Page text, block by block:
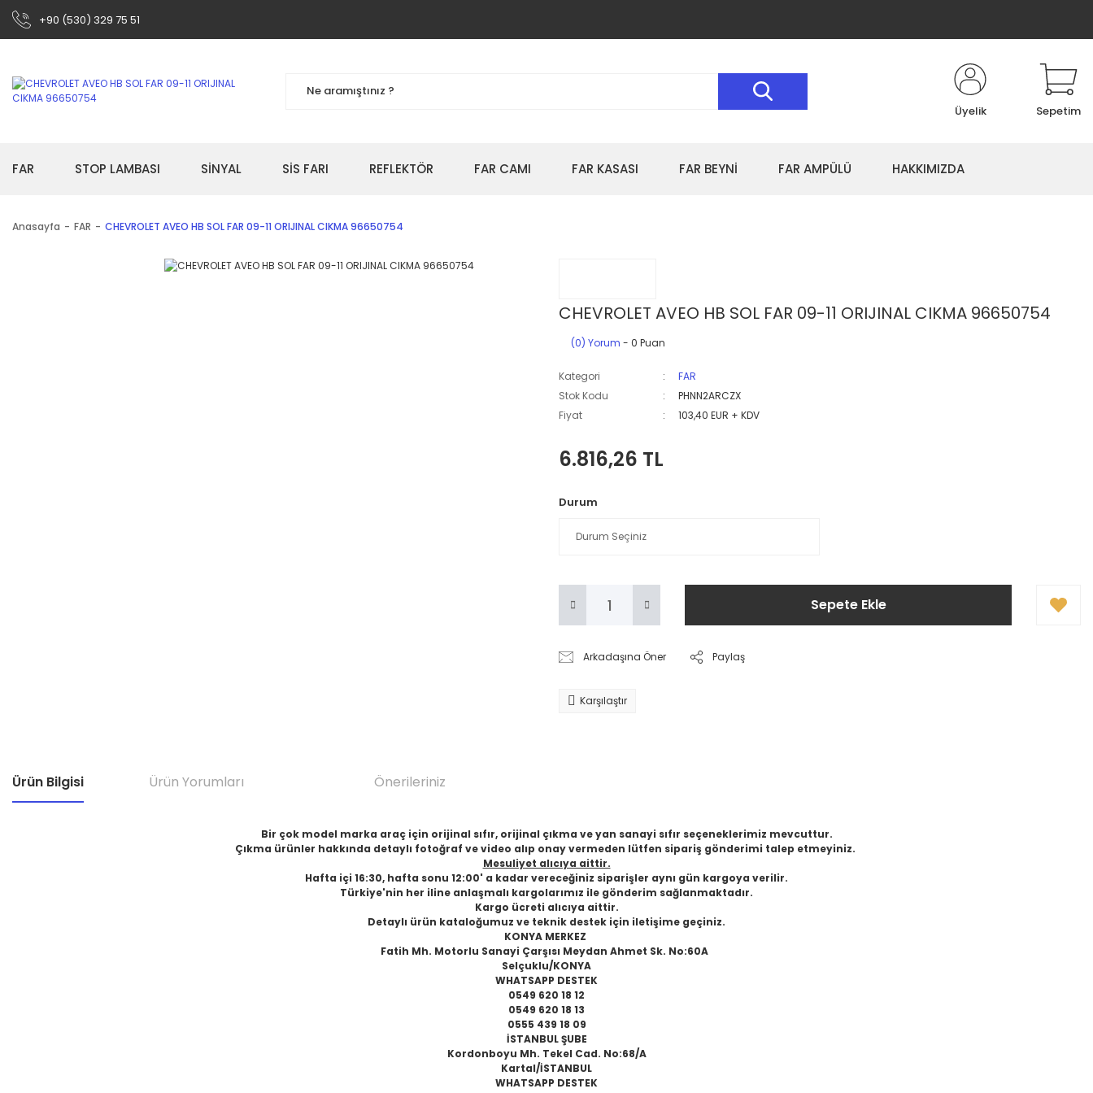
+90 (530) 329 75 51
Üyelik Sepetim
FAR STOP LAMBASI SİNYAL SİS FARI REFLEKTÖR FAR CAMI FAR KASASI FAR BEYNİ FAR AMPÜLÜ HAKKIMIZDA
Anasayfa FAR CHEVROLET AVEO HB SOL FAR 09-11 ORIJINAL CIKMA 96650754
CHEVROLET AVEO HB SOL FAR 09-11 ORIJINAL CIKMA 96650754
(0) Yorum - 0 Puan
Kategori
FAR
Stok Kodu
PHNN2ARCZX
Fiyat
103,40 EUR + KDV
6.816,26 TL
Durum
Sepete Ekle
Arkadaşına Öner Paylaş
Karşılaştır
Ürün Bilgisi Ürün Yorumları Önerileriniz
Bir çok model marka araç için orijinal sıfır, orijinal çıkma ve yan sanayi sıfır seçeneklerimiz mevcuttur.
Çıkma ürünler hakkında detaylı fotoğraf ve video alıp onay vermeden lütfen sipariş gönderimi talep etmeyiniz.
Mesuliyet alıcıya aittir.
Hafta içi 16:30, hafta sonu 12:00' a kadar vereceğiniz siparişler aynı gün kargoya verilir.
Türkiye'nin her iline anlaşmalı kargolarımız ile gönderim sağlanmaktadır.
Kargo ücreti alıcıya aittir.
Detaylı ürün kataloğumuz ve teknik destek için iletişime geçiniz.
KONYA MERKEZ
Fatih Mh. Motorlu Sanayi Çarşısı Meydan Ahmet Sk. No:60A
Selçuklu/KONYA
WHATSAPP DESTEK
0549 620 18 12
0549 620 18 13
0555 439 18 09
İSTANBUL ŞUBE
Kordonboyu Mh. Tekel Cad. No:68/A
Kartal/İSTANBUL
WHATSAPP DESTEK